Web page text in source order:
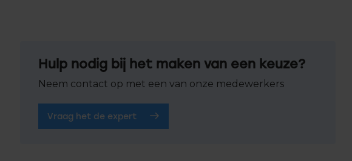
Hulp nodig bij het maken van een keuze?
Neem contact op met een van onze medewerkers
Vraag het de expert